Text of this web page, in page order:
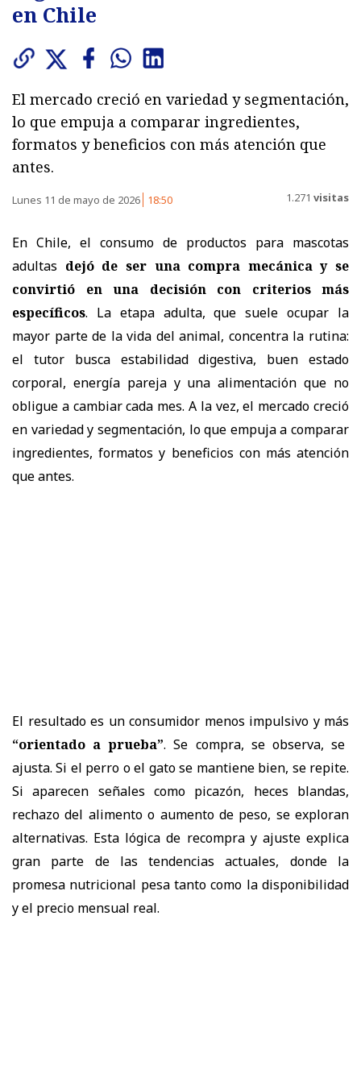
en Chile
El mercado creció en variedad y segmentación,
lo que empuja a comparar ingredientes,
formatos y beneficios con más atención que
antes.
Lunes 11 de mayo de 2026 18:50 1.271 visitas
En Chile, el consumo de productos para mascotas
adultas dejó de ser una compra mecánica y se
convirtió en una decisión con criterios más
específicos. La etapa adulta, que suele ocupar la
mayor parte de la vida del animal, concentra la rutina:
el tutor busca estabilidad digestiva, buen estado
corporal, energía pareja y una alimentación que no
obligue a cambiar cada mes. A la vez, el mercado creció
en variedad y segmentación, lo que empuja a comparar
ingredientes, formatos y beneficios con más atención
que antes.
El resultado es un consumidor menos impulsivo y más
“orientado a prueba”. Se compra, se observa, se
ajusta. Si el perro o el gato se mantiene bien, se repite.
Si aparecen señales como picazón, heces blandas,
rechazo del alimento o aumento de peso, se exploran
alternativas. Esta lógica de recompra y ajuste explica
gran parte de las tendencias actuales, donde la
promesa nutricional pesa tanto como la disponibilidad
y el precio mensual real.